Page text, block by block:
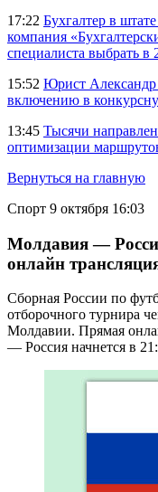
17:22 Бухгалтер в
компания
специалиста выбрать в
15:52 Юрист
включению в
13:45 Тысячи
оптимизации
Вернуться на главную
Спорт 9 октября 16:03
Молдавия —
онлайн
Сборная России по
отборочного турнира
Молдавии. Прямая
— Россия начнется в